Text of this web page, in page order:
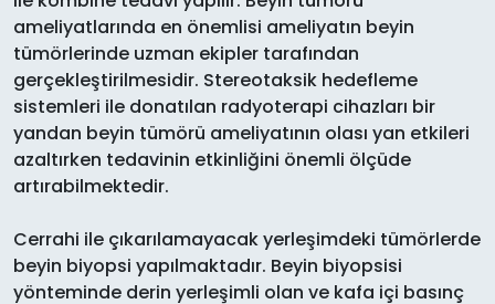
ameliyatlarında en önemlisi ameliyatın beyin
tümörlerinde uzman ekipler tarafından
gerçekleştirilmesidir. Stereotaksik hedefleme
sistemleri ile donatılan radyoterapi cihazları bir
yandan beyin tümörü ameliyatının olası yan etkileri
azaltırken tedavinin etkinliğini önemli ölçüde
artırabilmektedir.
Cerrahi ile çıkarılamayacak yerleşimdeki tümörlerde
beyin biyopsi yapılmaktadır. Beyin biyopsisi
yönteminde derin yerleşimli olan ve kafa içi basınç